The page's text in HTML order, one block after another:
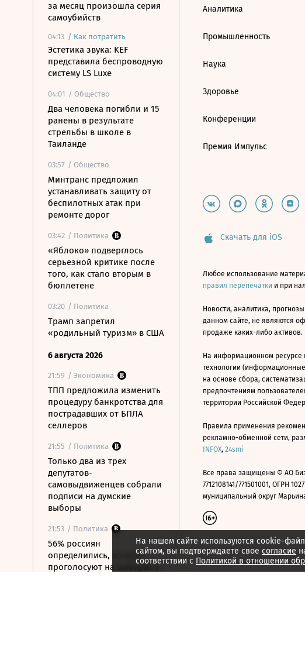
за месяц произошла серия
самоубийств
04:13 / Как потратить
Эстетика звука: KEF
представила беспроводную
систему LS Luxe
04:01 / Общество
Два человека погибли и 15
ранены в результате
стрельбы в школе в
Таиланде
03:57 / Общество
Минтранс предложил
устанавливать защиту от
беспилотных атак при
ремонте дорог
03:42 / Политика
«Яблоко» подверглось
серьезной критике после
того, как стало вторым в
бюллетене
03:20 / Политика
Трамп запретил
«родильный туризм» в США
6 августа 2026
21:59 / Экономика
ТПП предложила изменить
процедуру банкротства для
пострадавших от БПЛА
селлеров
21:55 / Политика
Только два из трех
депутатов-
самовыдвиженцев собрали
подписи на думские
выборы
21:53 / Политика
56% россиян
определились, за кого
проголосуют на выборах в
На нашем сайте используются cookie-
сайтом, вы подтверждаете свое согласие
соответствии с Политикой в отношении
Аналитика
Промышленность
Наука
Здоровье
Конференции
Премия Импульс
Скачать для iOS
Любое использование
правил перепечатки и при
Новости, аналитика,
данном сайте, не являются
продаже каких-либо активов.
На информационном ресурсе
технологии
на основе сбора,
предпочтениям
территории Российской
Правила применения
рекламно-обменной сети,
INFOX, 24smi
Все права защищены © АО
7712108141/771501001, ОГРН
муниципальный округ